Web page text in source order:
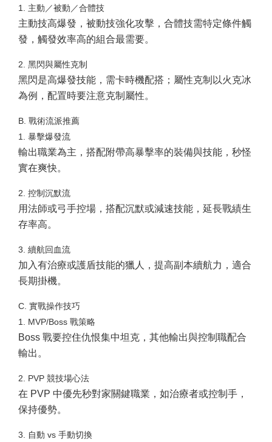
1. 主動／被動／合體技
主動技高爆發，被動技強化攻擊，合體技需特定條件觸
發，觸發效率高的組合最需要。
2. 黑閃與屬性克制
黑閃是高爆發技能，需卡時機配搭；屬性克制以火克冰
為例，配置時要注意克制屬性。
B. 戰術流派推薦
1. 暴擊爆發流
輸出職業為主，搭配附帶高暴擊率的裝備與技能，秒怪
實在爽快。
2. 控制沉默流
用法師或弓手控場，搭配沉默或減速技能，延長戰績生
存率高。
3. 續航回血流
加入有治療或護盾技能的獵人，提高副本續航力，適合
長期掛機。
C. 實戰操作技巧
1. MVP/Boss 戰策略
Boss 戰要控住仇恨集中坦克，其他輸出與控制職配合
輸出。
2. PVP 競技場心法
在 PVP 中優先秒對家關鍵職業，如治療者或控制手，
保持優勢。
3. 自動 vs 手動切換